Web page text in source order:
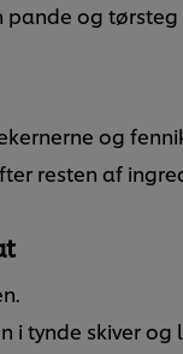
pande og
og
resten af
i tynde skiver